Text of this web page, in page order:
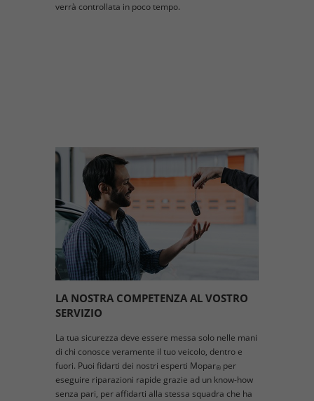
verrà controllata in poco tempo.
LA NOSTRA COMPETENZA AL VOSTRO
SERVIZIO
La tua sicurezza deve essere messa solo nelle mani
di chi conosce veramente il tuo veicolo, dentro e
fuori. Puoi fidarti dei nostri esperti Mopar® per
eseguire riparazioni rapide grazie ad un know-how
senza pari, per affidarti alla stessa squadra che ha